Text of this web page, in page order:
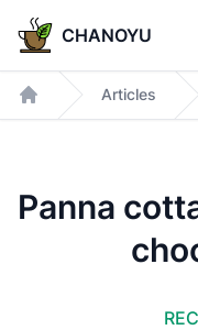
CHANOYU
Accueil
Articles
Panna